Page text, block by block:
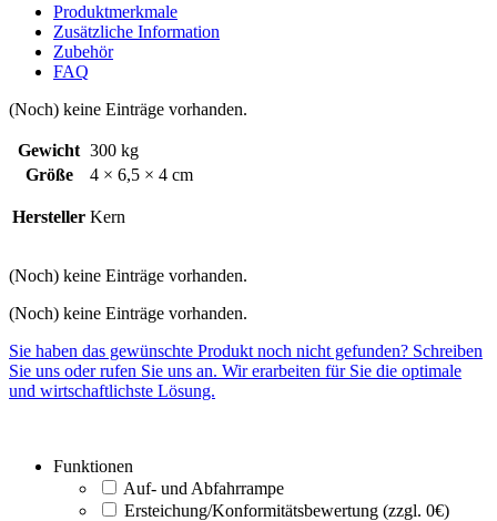
Produktmerkmale
Zusätzliche Information
Zubehör
FAQ
(Noch) keine Einträge vorhanden.
Gewicht 300 kg
Größe
4 × 6,5 × 4 cm
Hersteller Kern
(Noch) keine Einträge vorhanden.
(Noch) keine Einträge vorhanden.
Sie haben das gewünschte Produkt noch nicht gefunden? Schreiben
Sie uns oder rufen Sie uns an. Wir erarbeiten für Sie die optimale
und wirtschaftlichste Lösung.
Funktionen
Auf- und Abfahrrampe
Ersteichung/Konformitätsbewertung (zzgl. 0€)